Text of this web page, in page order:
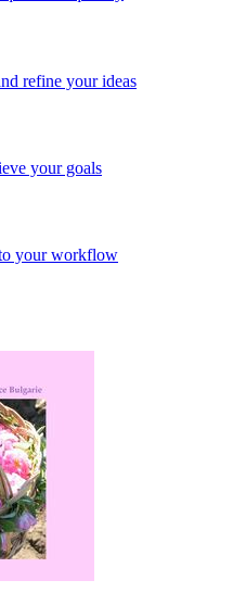
refine your ideas
your goals
your workflow